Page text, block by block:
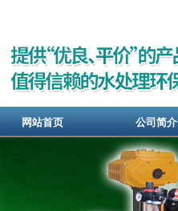
网站首页 公司简介